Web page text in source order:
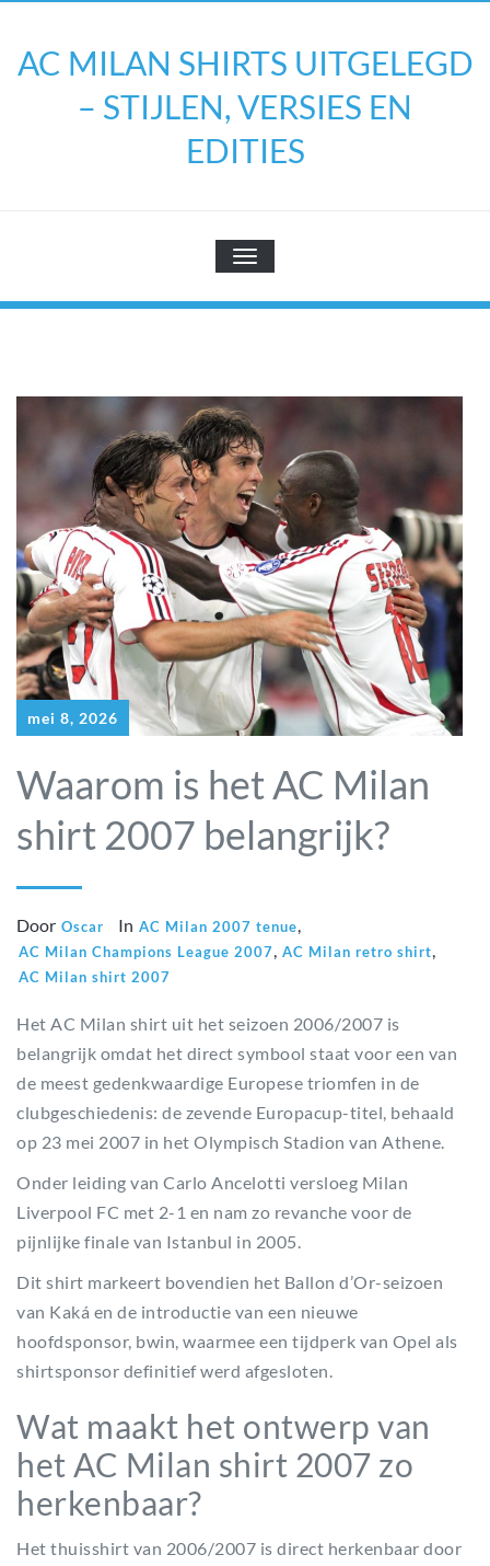
inhoud
AC MILAN SHIRTS UITGELEGD
– STIJLEN, VERSIES EN
EDITIES
TOGGLE NAVIGATIE
mei 8, 2026
Waarom is het AC Milan
shirt 2007 belangrijk?
Door Oscar In AC Milan 2007 tenue,
AC Milan Champions League 2007, AC Milan retro shirt,
AC Milan shirt 2007
Het AC Milan shirt uit het seizoen 2006/2007 is
belangrijk omdat het direct symbool staat voor een van
de meest gedenkwaardige Europese triomfen in de
clubgeschiedenis: de zevende Europacup-titel, behaald
op 23 mei 2007 in het Olympisch Stadion van Athene.
Onder leiding van Carlo Ancelotti versloeg Milan
Liverpool FC met 2-1 en nam zo revanche voor de
pijnlijke finale van Istanbul in 2005.
Dit shirt markeert bovendien het Ballon d’Or-seizoen
van Kaká en de introductie van een nieuwe
hoofdsponsor, bwin, waarmee een tijdperk van Opel als
shirtsponsor definitief werd afgesloten.
Wat maakt het ontwerp van
het AC Milan shirt 2007 zo
herkenbaar?
Het thuisshirt van 2006/2007 is direct herkenbaar door